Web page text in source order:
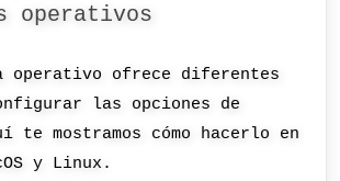
operativos
operativo ofrece diferentes
las opciones de
te mostramos cómo hacerlo en
y Linux.